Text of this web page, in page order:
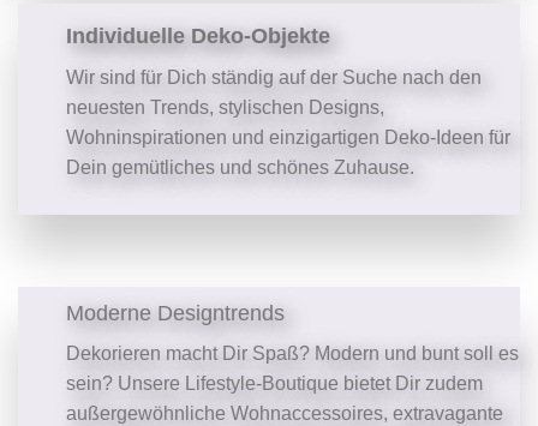
Individuelle Deko-Objekte
Wir sind für Dich ständig auf der Suche nach den
neuesten Trends, stylischen Designs,
Wohninspirationen und einzigartigen Deko-Ideen für
Dein gemütliches und schönes Zuhause.
Moderne Designtrends
Dekorieren macht Dir Spaß? Modern und bunt soll es
sein? Unsere Lifestyle-Boutique bietet Dir zudem
außergewöhnliche Wohnaccessoires, extravagante